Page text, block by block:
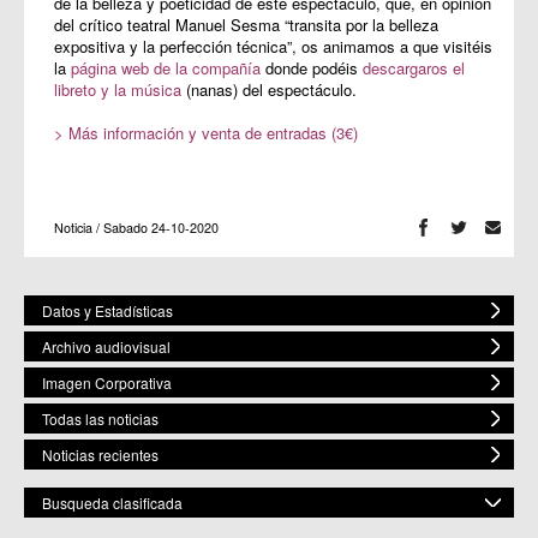
del crítico teatral Manuel Sesma “transita por la belleza
expositiva y la perfección técnica”, os animamos a que visitéis
la página web de la compañía donde podéis descargaros el
libreto y la música (nanas) del espectáculo.
> Más información y venta de entradas (3€)
Noticia / Sabado 24-10-2020
Datos y Estadísticas
Archivo audiovisual
Imagen Corporativa
Todas las noticias
Noticias recientes
Busqueda clasificada